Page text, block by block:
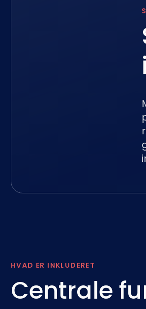
HVAD ER INKLUDERET
Centrale